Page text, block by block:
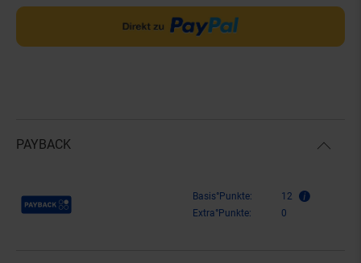
PAYBACK
Payback Punkte Basis°Punkte:
12
Extra°Punkte:
0